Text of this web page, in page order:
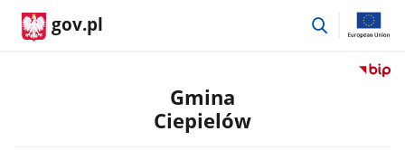
gov.pl
przejdź
Przejdź
Gmina
Ciepielów